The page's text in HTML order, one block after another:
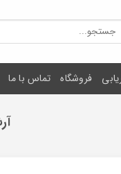
جستجو
فروشگاه تماس با ما